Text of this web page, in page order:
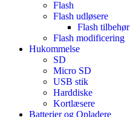
Flash
Flash udløsere
Flash tilbehør
Flash modificering
Hukommelse
SD
Micro SD
USB stik
Harddiske
Kortlæsere
Batterier og Opladere